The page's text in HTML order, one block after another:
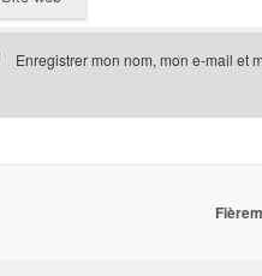
Enregistrer mon nom, mon e-mail et